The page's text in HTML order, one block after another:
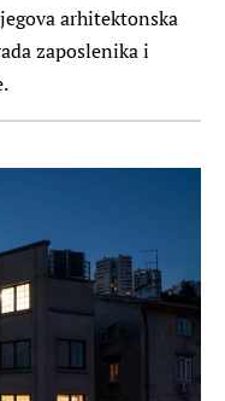
arhitektonska
zaposlenika i